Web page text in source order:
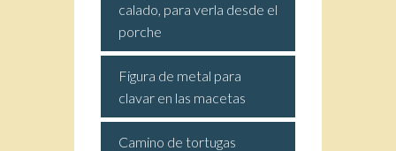
calado, para verla desde el
porche
Figura de metal para
clavar en las macetas
Camino de tortugas